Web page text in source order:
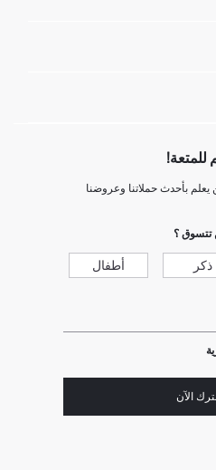
للمتعة!
بأحدث حملاتنا وعروضنا
تتسوق ؟
ذكر أطفال
الآن